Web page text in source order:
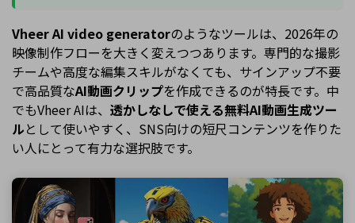
Vheer AI video generatorのようなツールは、2026年の
映像制作フローを大きく変えつつあります。専門的な撮影
チームや高度な編集スキルがなくても、サインアップ不要
で高品質なAI動画クリップを作成できるのが特長です。中
でもVheer AIは、 透かしなしで使える無料AI動画生成ツー
ルとして使いやすく、SNS向けの短尺コンテンツを作りた
い人にとって有力な選択肢です。